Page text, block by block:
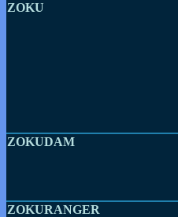
ZOKU
ZOKUDAM
ZOKURANGER